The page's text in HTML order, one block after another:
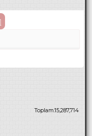
Toplam:15,287,714